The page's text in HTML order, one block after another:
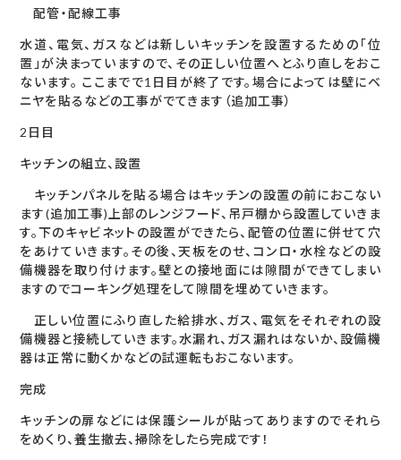
配管・配線工事
水道、電気、ガスなどは新しいキッチンを設置するための「位
置」が決まっていますので、その正しい位置へとふり直しをおこ
ないます。 ここまでで1日目が終了です。場合によっては壁にベ
ニヤを貼るなどの工事がでてきます（追加工事）
2日目
キッチンの組立、設置
キッチンパネルを貼る場合はキッチンの設置の前におこない
ます(追加工事)上部のレンジフード、吊戸棚から設置していきま
す。下のキャビネットの設置ができたら、配管の位置に併せて穴
をあけていきます。その後、天板をのせ、コンロ・水栓などの設
備機器を取り付けます。壁との接地面には隙間ができてしまい
ますのでコーキング処理をして隙間を埋めていきます。
正しい位置にふり直した給排水、ガス、電気をそれぞれの設
備機器と接続していきます。水漏れ、ガス漏れはないか、設備機
器は正常に動くかなどの試運転もおこないます。
完成
キッチンの扉などには保護シールが貼ってありますのでそれら
をめくり、養生撤去、掃除をしたら完成です！